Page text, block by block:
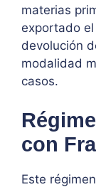
materias
exportado
devolución
modalidad
casos.
con
Este